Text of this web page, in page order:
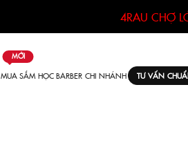
4RAU CHỢ
MUA SẮM
MỚI
HỌC BARBER CHI NHÁNH TƯ VẤN